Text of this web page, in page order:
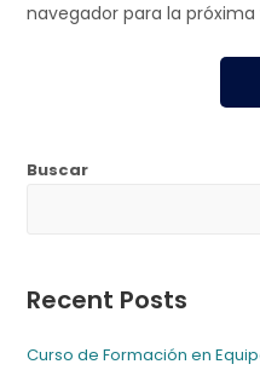
navegador para la
Buscar
Recent Posts
Curso de Formación en